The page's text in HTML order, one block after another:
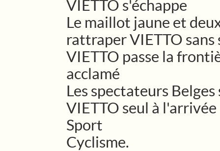
VIETTO s'échappe
Le maillot jaune et
rattraper VIETTO sans
VIETTO passe la
acclamé
Les spectateurs
VIETTO seul à l'arrivée
Sport
Cyclisme.